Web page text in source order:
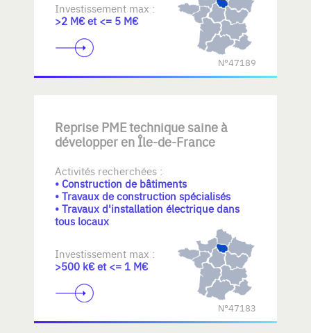
Investissement max :
>2 M€ et <= 5 M€
N°47189
Reprise PME technique saine à
développer en Île-de-France
Activités recherchées :
• Construction de bâtiments
• Travaux de construction spécialisés
• Travaux d'installation électrique dans
tous locaux
Investissement max :
>500 k€ et <= 1 M€
N°47183